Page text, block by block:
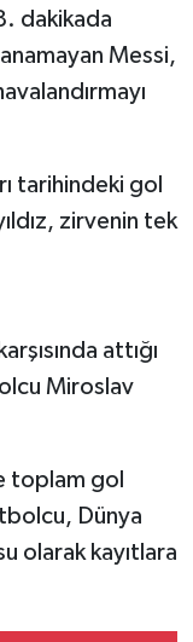
dakikada
Messi,
tarihindeki gol
zirvenin tek
attığı
Miroslav
toplam gol
Dünya
olarak kayıtlara